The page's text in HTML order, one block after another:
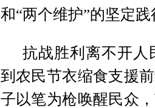
和“两个维护”的坚定
抗战胜利离不开人
到农民节衣缩食支援
子以笔为枪唤醒民众